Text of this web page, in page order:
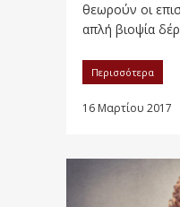
θεωρούν οι
απλή βιοψία
Περισσότερα
16 Μαρτίου 2017